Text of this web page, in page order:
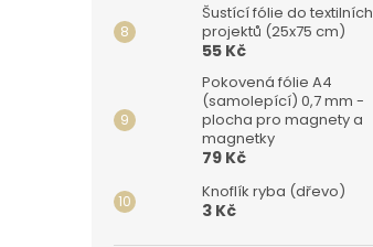
Šustící fólie do textilních
projektů (25x75 cm)
55 Kč
Pokovená fólie A4
(samolepící) 0,7 mm -
plocha pro magnety a
magnetky
79 Kč
Knoflík ryba (dřevo)
3 Kč